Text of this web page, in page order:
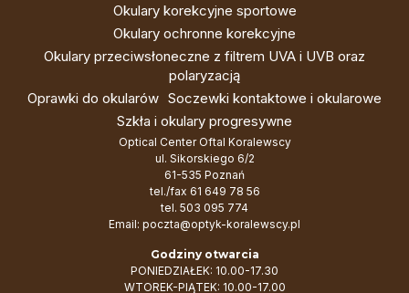
Okulary korekcyjne sportowe
Okulary ochronne korekcyjne
Okulary przeciwsłoneczne z filtrem UVA i UVB oraz
polaryzacją
Oprawki do okularów Soczewki kontaktowe i okularowe
Szkła i okulary progresywne
Optical Center Oftal Koralewscy
ul. Sikorskiego 6/2
61-535 Poznań
tel./fax 61 649 78 56
tel. 503 095 774
Email: poczta@optyk-koralewscy.pl
Godziny otwarcia
PONIEDZIAŁEK: 10.00-17.30
WTOREK-PIĄTEK: 10.00-17.00